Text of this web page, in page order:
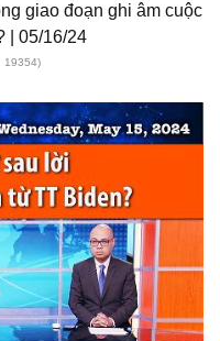
giao đoạn ghi âm cuộc
| 05/16/24
19354)